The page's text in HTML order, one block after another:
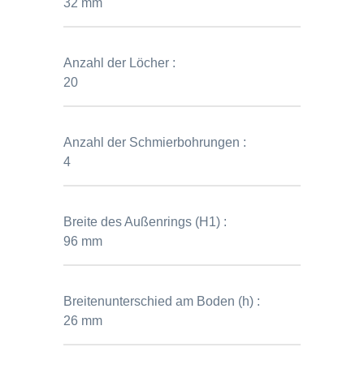
32 mm
Anzahl der Löcher :
20
Anzahl der Schmierbohrungen :
4
Breite des Außenrings (H1) :
96 mm
Breitenunterschied am Boden (h) :
26 mm